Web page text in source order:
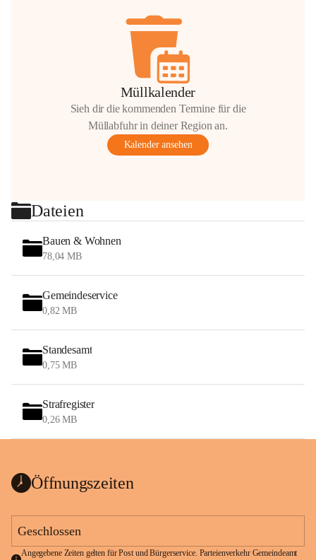
Müllkalender
Sieh dir die kommenden Termine für die
Müllabfuhr in deiner Region an.
Kalender ansehen
Dateien
Bauen & Wohnen
78,04 MB
Gemeindeservice
0,82 MB
Standesamt
0,75 MB
Strafregister
0,26 MB
Öffnungszeiten
Geschlossen
Angegebene Zeiten gelten für Post und Bürgerservice. Parteienverkehr Gemeindeamt